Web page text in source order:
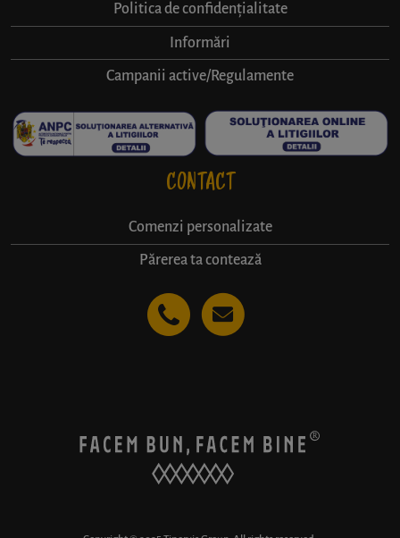
Politica de confidențialitate
Informări
Campanii active/Regulamente
CONTACT
Comenzi personalizate
Părerea ta contează